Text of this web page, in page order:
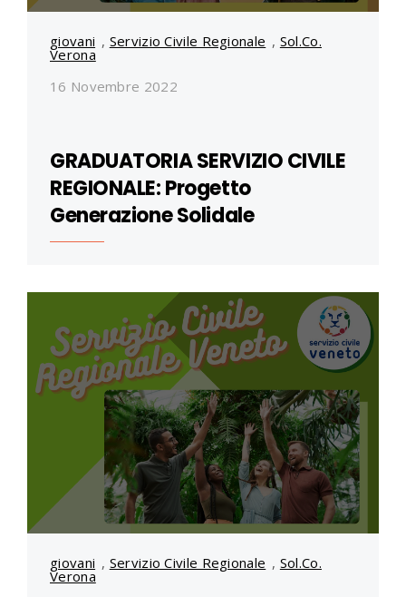
giovani , Servizio Civile Regionale , Sol.Co.
Verona
16 Novembre 2022
GRADUATORIA SERVIZIO CIVILE
REGIONALE: Progetto
Generazione Solidale
giovani , Servizio Civile Regionale , Sol.Co.
Verona